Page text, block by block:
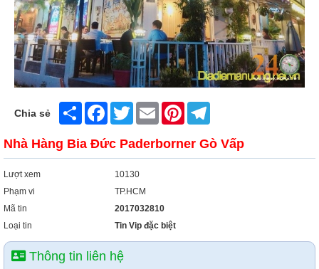
Dịch Vụ
Hàng Tiêu Dùng
Xây Dựng
Chia sẻ Share FacebookTwitter Email Pinterest
Nhà Hàng Bia Đức Paderborner Gò Vấp
Lượt xem
10130
Phạm vi
TP.HCM
Mã tin
2017032810
Loại tin
Tin Vip đặc biệt
Thông tin liên hệ